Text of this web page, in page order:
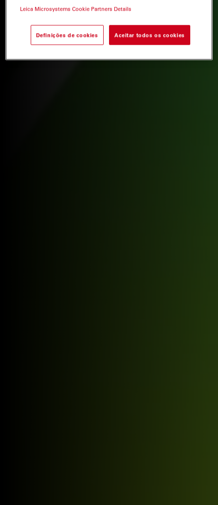
Leica Microsystems Cookie Partners Details
Definições de cookies Aceitar todos os cookies